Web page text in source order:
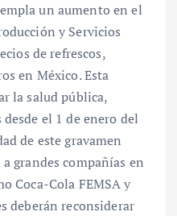
un aumento en el
y Servicios
de refrescos,
en México. Esta
la salud pública,
el 1 de enero del
de este gravamen
grandes compañías en
Coca-Cola FEMSA y
deberán reconsiderar